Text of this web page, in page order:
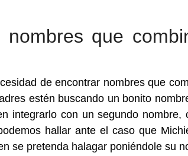
que
de encontrar nombres que
estén buscando un bonito
integrarlo con un segundo nombre,
hallar ante el caso que
se pretenda halagar poniéndole su